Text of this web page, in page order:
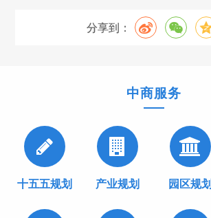
分享到：
中商服务
十五五规划 产业规划 园区规划